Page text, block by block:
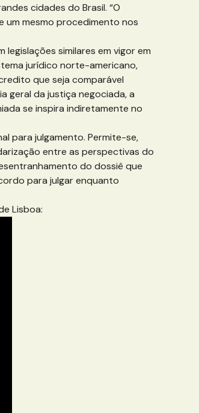
cidades do Brasil. “O
um mesmo procedimento nos
legislações similares em vigor em
jurídico norte-americano,
que seja comparável
geral da justiça negociada, a
se inspira indiretamente no
para julgamento. Permite-se,
entre as perspectivas do
do dossiê que
para julgar enquanto
Lisboa: